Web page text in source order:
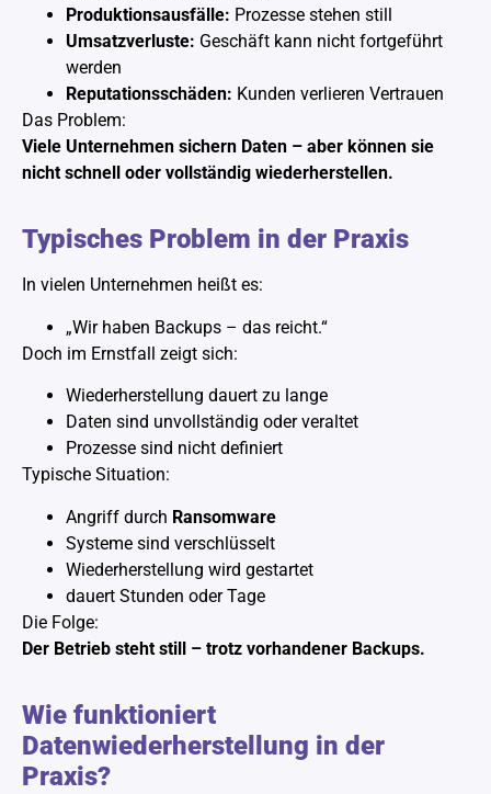
Produktionsausfälle: Prozesse stehen still
Umsatzverluste: Geschäft kann nicht fortgeführt
werden
Reputationsschäden: Kunden verlieren Vertrauen
Das Problem:
Viele Unternehmen sichern Daten – aber können sie
nicht schnell oder vollständig wiederherstellen.
Typisches Problem in der Praxis
In vielen Unternehmen heißt es:
„Wir haben Backups – das reicht.“
Doch im Ernstfall zeigt sich:
Wiederherstellung dauert zu lange
Daten sind unvollständig oder veraltet
Prozesse sind nicht definiert
Typische Situation:
Angriff durch Ransomware
Systeme sind verschlüsselt
Wiederherstellung wird gestartet
dauert Stunden oder Tage
Die Folge:
Der Betrieb steht still – trotz vorhandener Backups.
Wie funktioniert
Datenwiederherstellung in der
Praxis?